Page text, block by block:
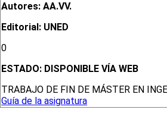
Autores: AA.VV.
Editorial: UNED
0
ESTADO: DISPONIBLE VÍA WEB
TRABAJO DE FIN DE MÁSTER EN
Guía de la asignatura